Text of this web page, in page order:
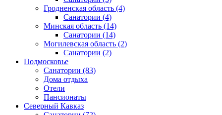
Гродненская область (4)
Санатории (4)
Минская область (14)
Санатории (14)
Могилевская область (2)
Санатории (2)
Подмосковье
Санатории (83)
Дома отдыха
Отели
Пансионаты
Северный Кавказ